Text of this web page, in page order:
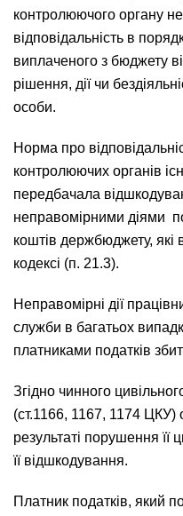
контролюючого органу
відповідальність в
виплаченого з бюджету
рішення, дії чи
особи.
Норма про
контролюючих органів
передбачала
неправомірними діями
коштів держбюджету, які
кодексі (п. 21.3).
Неправомірні дії
служби в багатьох
платниками податків
Згідно чинного
(ст.1166, 1167, 1174 ЦКУ)
результаті порушення її
її відшкодування.
Платник податків, який